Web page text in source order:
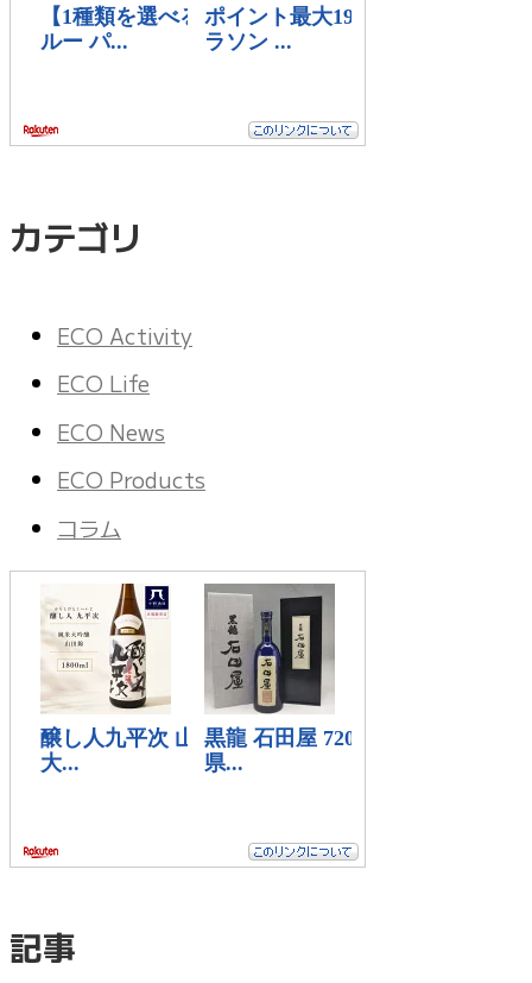
カテゴリ
ECO Activity
ECO Life
ECO News
ECO Products
コラム
記事